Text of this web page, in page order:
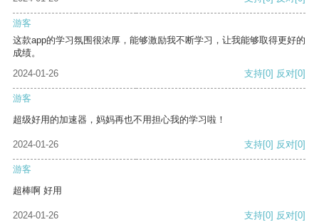
游客
这款app的学习氛围很浓厚，能够激励我不断学习，让我能够取得更好的
成绩。
2024-01-26
支持[0] 反对[0]
游客
超级好用的加速器，妈妈再也不用担心我的学习啦！
2024-01-26 支持[0] 反对[0]
游客
超棒啊 好用
2024-01-26 支持[0] 反对[0]